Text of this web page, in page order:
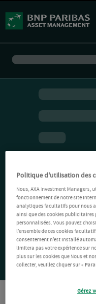
Politique d'utilisation des
Nous, AXA Investment Managers,
fonctionnement de notre site
analytiques facultatifs pour nous
ainsi que des cookies
personnalisées. Vous pouvez
l’ensemble de ces cookies
consentement n’est installé
limitera pas votre expérience sur
plus sur les cookies que Nous et
collecter, veuillez cliquer sur «
Gérez